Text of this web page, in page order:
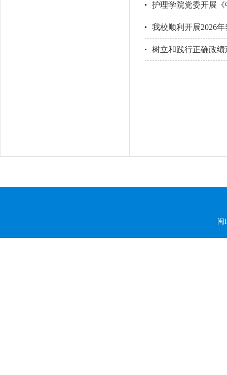
护理学院党委开展
我校顺利开展2026
树立和践行正确政
闽